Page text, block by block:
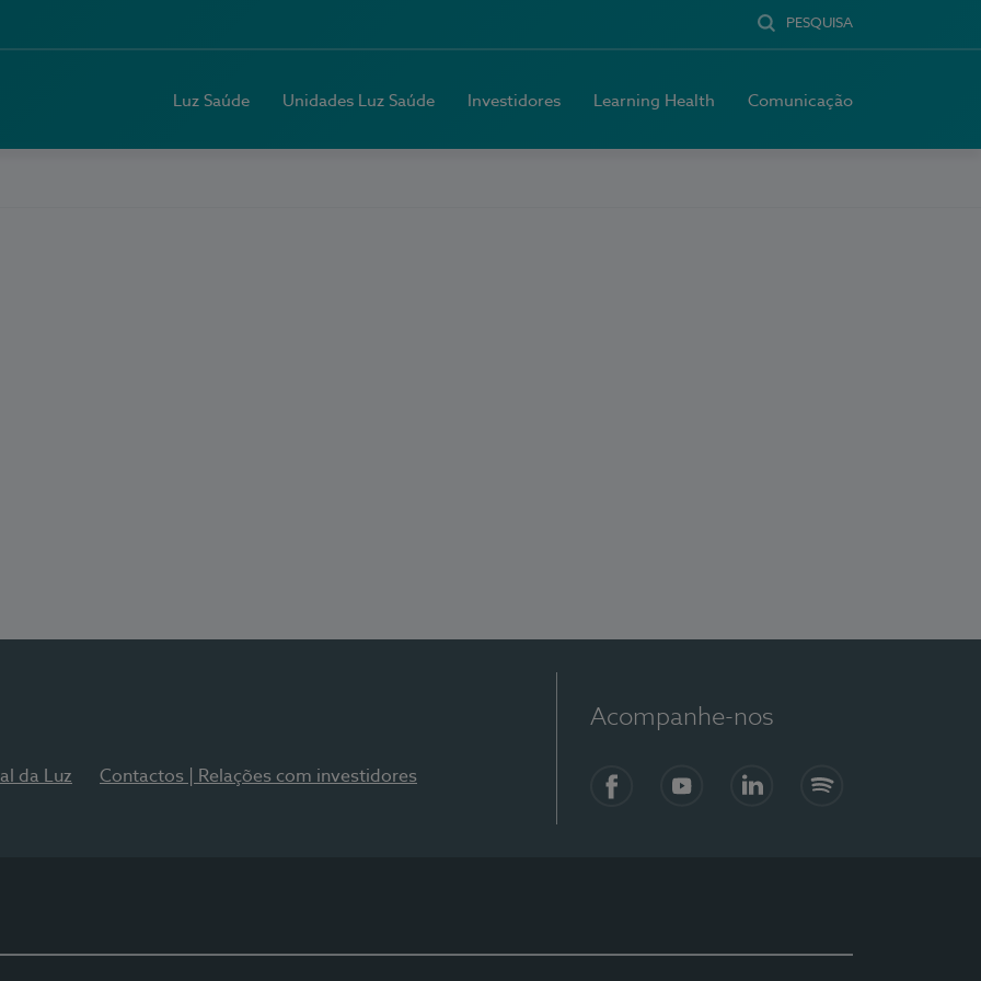
PESQUISA
Luz Saúde Unidades Luz Saúde Investidores Learning Health Comunicação
da Luz Contactos | Relações com investidores
Acompanhe-nos